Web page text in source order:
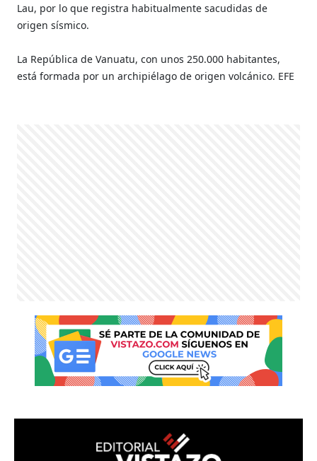
Lau, por lo que registra habitualmente sacudidas de
origen sísmico.
La República de Vanuatu, con unos 250.000 habitantes,
está formada por un archipiélago de origen volcánico. EFE